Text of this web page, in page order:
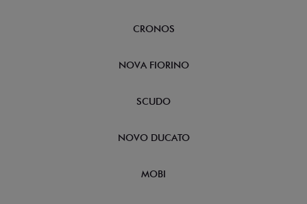
CRONOS
NOVA FIORINO
SCUDO
NOVO DUCATO
MOBI